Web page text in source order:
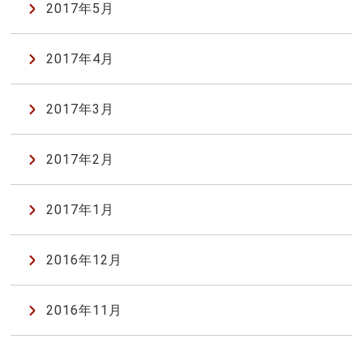
2017年5月
2017年4月
2017年3月
2017年2月
2017年1月
2016年12月
2016年11月